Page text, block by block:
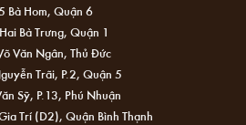
Bà Hom, Quận 6
Bà Trưng, Quận 1
Văn Ngân, Thủ Đức
Trãi, P.2, Quận 5
Sỹ, P.13, Phú Nhuận
Trí (D2), Quận Bình Thạnh